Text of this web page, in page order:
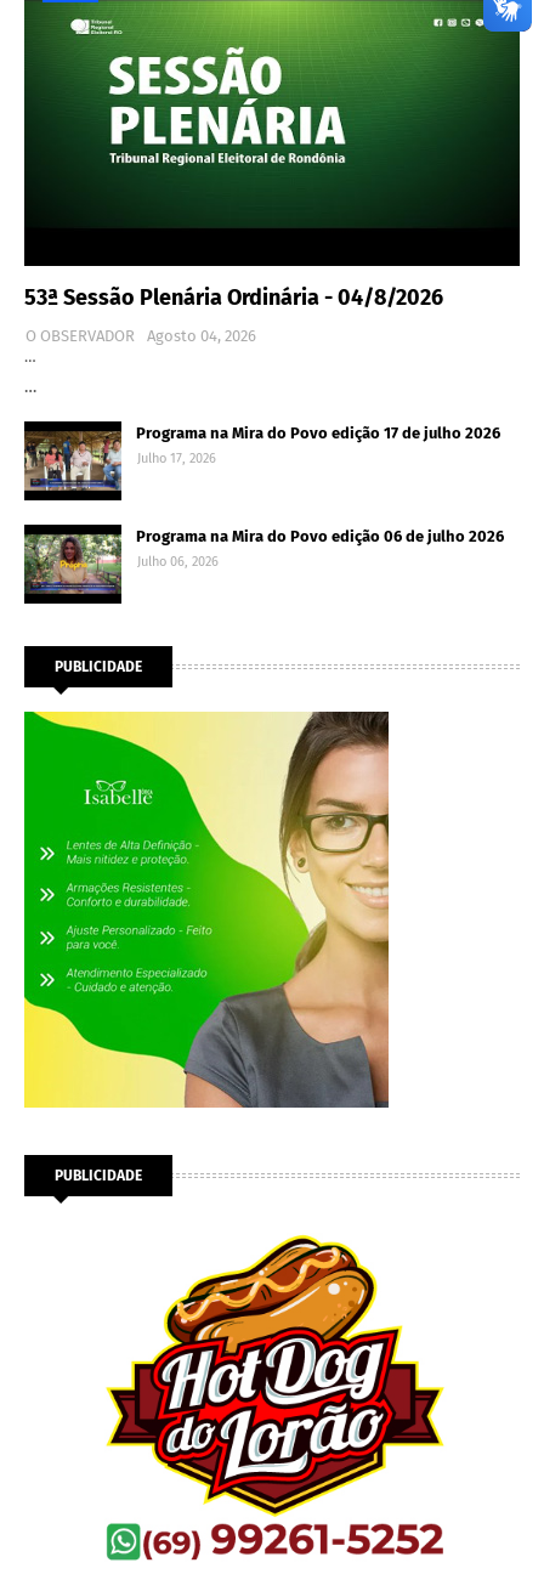
53ª Sessão Plenária Ordinária - 04/8/2026
O OBSERVADOR
Agosto 04, 2026
…
…
Programa na Mira do Povo edição 17 de julho 2026
Julho 17, 2026
Programa na Mira do Povo edição 06 de julho 2026
Julho 06, 2026
PUBLICIDADE
PUBLICIDADE